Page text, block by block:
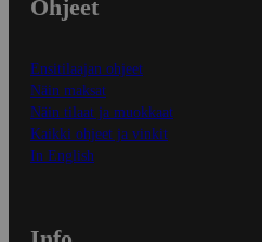
Ohjeet
Ensitilaajan ohjeet
Näin maksat
Näin tilaat ja muokkaat
Kaikki ohjeet ja vinkit
In English